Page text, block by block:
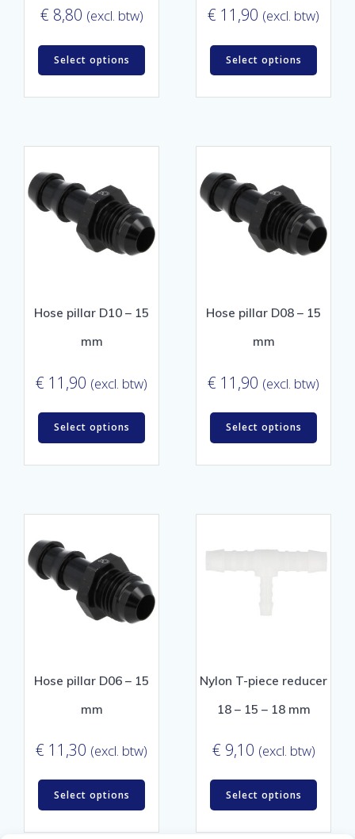
€ 8,80 (excl. btw)
Select options
€ 11,90 (excl. btw)
Select options
Hose pillar D10 – 15
mm
€ 11,90 (excl. btw)
Select options
Hose pillar D08 – 15
mm
€ 11,90 (excl. btw)
Select options
Hose pillar D06 – 15
mm
€ 11,30 (excl. btw)
Select options
Nylon T-piece reducer
18 – 15 – 18 mm
€ 9,10 (excl. btw)
Select options